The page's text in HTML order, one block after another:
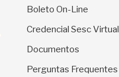
Boleto On-Line
Credencial Sesc Virtual
Documentos
Perguntas Frequentes